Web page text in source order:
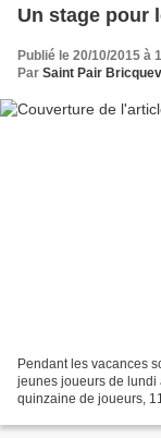
Un stage pour
Publié le 20/10/2015 à
Par Saint Pair
Pendant les vacances
jeunes joueurs de lundi
quinzaine de joueurs,